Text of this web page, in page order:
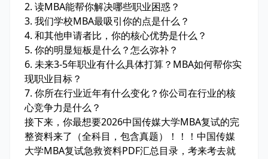
2. 读MBA能帮你解决哪些职业困惑？
3. 我们学校MBA最吸引你的点是什么？
4. 和其他申请者比，你的核心优势是什么？
5. 你的明显短板是什么？怎么弥补？
6. 未来3-5年职业有什么具体打算？MBA如何帮你实
现职业目标？
7. 你所在行业近年有什么变化？你公司在行业的核
心竞争力是什么？
接下来，你最想要2026中国传媒大学MBA复试的完
整资料来了（全科目，包含真题）！！！中国传媒
大学MBA复试急救资料PDF汇总目录，考来考去就